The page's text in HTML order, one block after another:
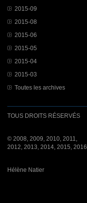
2015-09
2015-08
2015-06
2015-05
2015-04
2015-03
Toutes les archives
TOUS DROITS RÉSERVÉS
© 2008, 2009, 2010, 2011,
2012, 2013, 2014, 2015, 2016
Hélène Natier